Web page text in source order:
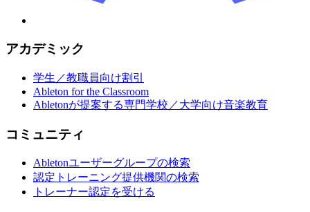
アカデミック
学生／教職員向け割引
Ableton for the Classroom
Abletonが提案する専門学校／大学向け音楽教育
コミュニティ
Abletonユーザーグループの検索
認定トレーニング提供機関の検索
トレーナー認定を受ける